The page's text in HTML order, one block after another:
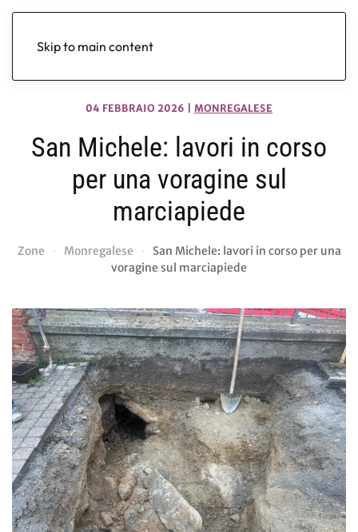
Skip to main content
04 FEBBRAIO 2026 MONREGALESE
San Michele: lavori in corso
per una voragine sul
marciapiede
Zone Monregalese
San Michele: lavori in corso per una
voragine sul marciapiede